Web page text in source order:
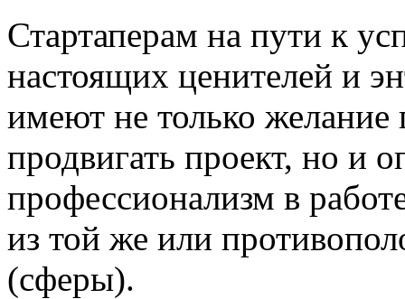
Стартаперам на пути к
настоящих ценителей и
имеют не только желание
продвигать проект, но и
профессионализм в
из той же или
(сферы).